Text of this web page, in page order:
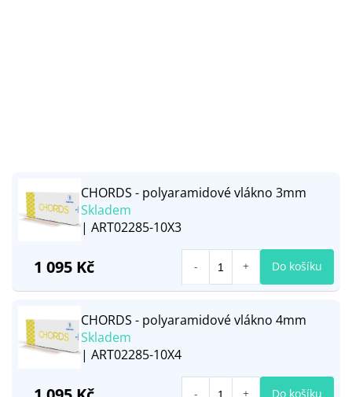
CHORDS - polyaramidové vlákno 3mm
Skladem
| ART02285-10X3
1 095 Kč Do košíku
CHORDS - polyaramidové vlákno 4mm
Skladem
| ART02285-10X4
Do košíku